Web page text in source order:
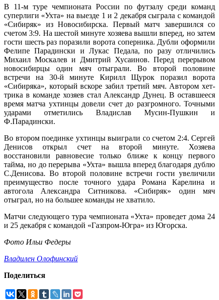
В 11-м туре чемпионата России по футзалу среди команд
суперлиги «Ухта» на выезде 1 и 2 декабря сыграла с командой
«Сибиряк» из Новосибирска. Первый матч завершился со
счетом 3:9. На шестой минуте хозяева вышли вперед, но затем
гости шесть раз поразили ворота соперника. Дубли оформили
Фелипе Парадински и Лукас Педала, по разу отличились
Михаил Москалев и Дмитрий Хусаинов. Перед перерывом
новосибирцы один мяч отыграли. Во второй половине
встречи на 30-й минуте Кирилл Щурок поразил ворота
«Сибиряка», который вскоре забил третий мяч. Автором хет-
трика в команде хозяев стал Александр Дунец. В оставшееся
время матча ухтинцы довели счет до разгромного. Точными
ударами отметились Владислав Мусин-Пушкин и
Ф.Парадински.
Во втором поединке ухтинцы выиграли со счетом 2:4. Сергей
Денисов открыл счет на второй минуте. Хозяева
восстановили равновесие только ближе к концу первого
тайма, но до перерыва «Ухта» вышла вперед благодаря дублю
С.Денисова. Во второй половине встречи гости увеличили
преимущество после точного удара Романа Карелина и
автогола Александра Ситникова. «Сибиряк» один мяч
отыграл, но на большее команды не хватило.
Матчи следующего тура чемпионата «Ухта» проведет дома 24
и 25 декабря с командой «Газпром-Югра» из Югорска.
Фото Ильи Федеры
Владилен Олофинский
Поделиться